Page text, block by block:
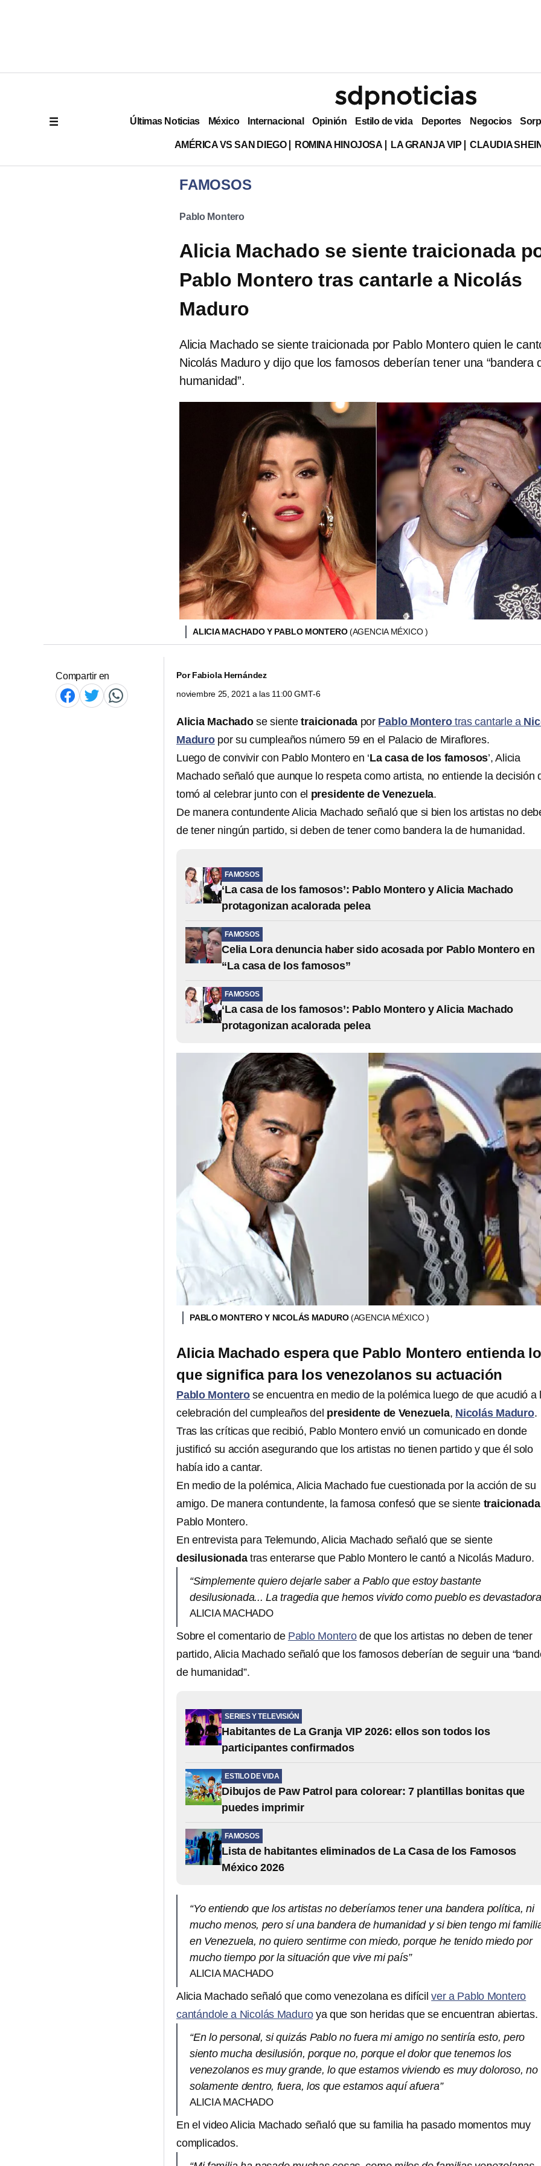
Últimas Noticias México Internacional Opinión Estilo de vida Deportes Negocios
AMÉRICA VS SAN DIEGO ROMINA HINOJOSA LA GRANJA VIP CLAUDIA
FAMOSOS
Pablo Montero
Alicia Machado se siente traicionada
Pablo Montero tras cantarle a Nicolás
Maduro
Alicia Machado se siente traicionada por Pablo Montero quien le
Nicolás Maduro y dijo que los famosos deberían tener una “bandera
humanidad”.
ALICIA MACHADO Y PABLO MONTERO(AGENCIA MÉXICO )
Compartir en PorFabiola Hernández
noviembre 25, 2021 a las 11:00 GMT-6
Alicia Machadose sientetraicionada por Pablo Monterotras cantarle a
Maduropor su cumpleaños número 59 en el Palacio de Miraflores.
Luego de convivir con Pablo Montero en ‘La casa de los famosos’, Alicia
Machado señaló que aunque lo respeta como artista, no entiende la decisión
tomó al celebrar junto con el presidente de Venezuela.
De manera contundente Alicia Machado señaló que si bien los artistas no
de tener ningún partido, si deben de tener como bandera la de humanidad.
FAMOSOS
‘La casa de los famosos’: Pablo Montero y Alicia Machado
protagonizan acalorada pelea
FAMOSOS
Celia Lora denuncia haber sido acosada por Pablo Montero en
“La casa de los famosos”
FAMOSOS
‘La casa de los famosos’: Pablo Montero y Alicia Machado
protagonizan acalorada pelea
PABLO MONTERO Y NICOLÁS MADURO(AGENCIA MÉXICO )
Alicia Machado espera que Pablo Montero entienda lo
que significa para los venezolanos su actuación
Pablo Montero se encuentra en medio de la polémica luego de que acudió a
celebración del cumpleaños del presidente de Venezuela, Nicolás Maduro.
Tras las críticas que recibió, Pablo Montero envió un comunicado en donde
justificó su acción asegurando que los artistas no tienen partido y que él solo
había ido a cantar.
En medio de la polémica, Alicia Machado fue cuestionada por la acción de su
amigo. De manera contundente, la famosa confesó que se siente
Pablo Montero.
En entrevista para Telemundo, Alicia Machado señaló que se siente
desilusionadatras enterarse que Pablo Montero le cantó a Nicolás Maduro.
“Simplemente quiero dejarle saber a Pablo que estoy bastante
desilusionada... La tragedia que hemos vivido como pueblo es
ALICIA MACHADO
Sobre el comentario de Pablo Monterode que los artistas no deben de tener
partido, Alicia Machado señaló que los famosos deberían de seguir una
de humanidad”.
SERIES Y TELEVISIÓN
Habitantes de La Granja VIP 2026: ellos son todos los
participantes confirmados
ESTILO DE VIDA
Dibujos de Paw Patrol para colorear: 7 plantillas bonitas que
puedes imprimir
FAMOSOS
Lista de habitantes eliminados de La Casa de los Famosos
México 2026
“Yo entiendo que los artistas no deberíamos tener una bandera política, ni
mucho menos, pero sí una bandera de humanidad y si bien tengo mi
en Venezuela, no quiero sentirme con miedo, porque he tenido miedo por
mucho tiempo por la situación que vive mi país”
ALICIA MACHADO
Alicia Machado señaló que como venezolana es difícilver a Pablo Montero
cantándole a Nicolás Maduroya que son heridas que se encuentran abiertas.
“En lo personal, si quizás Pablo no fuera mi amigo no sentiría esto, pero
siento mucha desilusión, porque no, porque el dolor que tenemos los
venezolanos es muy grande, lo que estamos viviendo es muy doloroso, no
solamente dentro, fuera, los que estamos aquí afuera”
ALICIA MACHADO
En el video Alicia Machado señaló que su familia ha pasado momentos muy
complicados.